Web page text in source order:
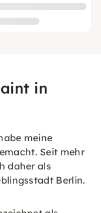
in
meine
Seit mehr
daher als
Berlin.